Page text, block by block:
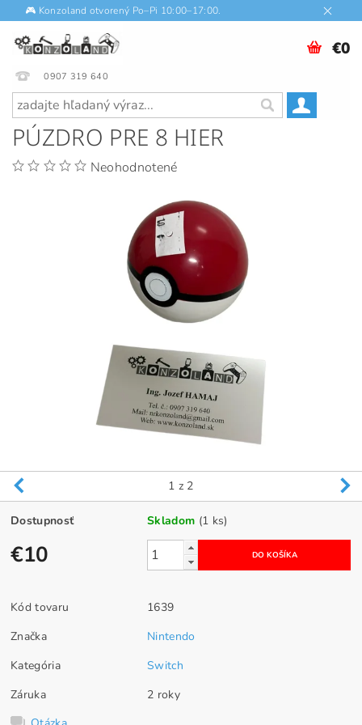
🎮 Konzoland otvorený Po–Pi 10:00–17:00.
0907 319 640
€0
PÚZDRO PRE 8 HIER
Neohodnotené
1 z 2
Dostupnosť Skladom (1 ks)
€10
Kód tovaru
1639
Značka
Nintendo
Kategória
Switch
Záruka
2 roky